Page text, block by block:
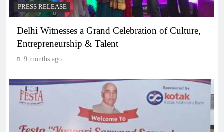
PRESS RELEASE
Delhi Witnesses a Grand Celebration of Culture,
Entrepreneurship & Talent
9 months ago